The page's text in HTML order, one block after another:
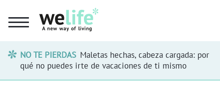
NO TE PIERDAS Maletas hechas, cabeza cargada: por
qué no puedes irte de vacaciones de ti mismo